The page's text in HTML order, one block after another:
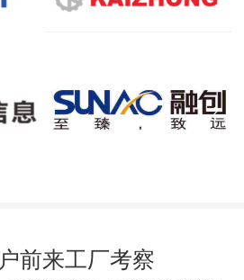
前来工厂考察